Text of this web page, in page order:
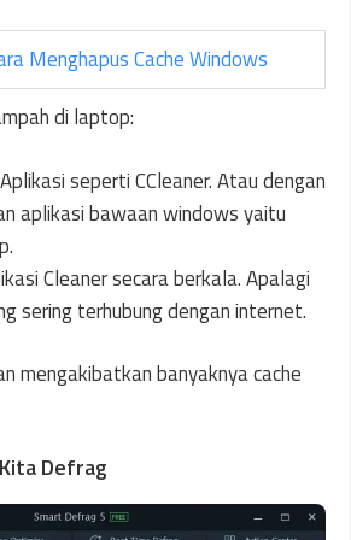
Menghapus Cache Windows
di laptop:
seperti CCleaner. Atau dengan
aplikasi bawaan windows yaitu
Cleaner secara berkala. Apalagi
sering terhubung dengan internet.
mengakibatkan banyaknya cache
Defrag